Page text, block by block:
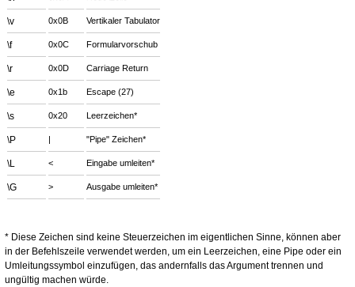
\v 0x0B Vertikaler Tabulator
\f 0x0C Formularvorschub
\r 0x0D Carriage Return
\e 0x1b Escape (27)
\s 0x20 Leerzeichen*
\P | "Pipe" Zeichen*
\L < Eingabe umleiten*
\G > Ausgabe umleiten*
* Diese Zeichen sind keine Steuerzeichen im eigentlichen Sinne, können aber
in der Befehlszeile verwendet werden, um ein Leerzeichen, eine Pipe oder ein
Umleitungssymbol einzufügen, das andernfalls das Argument trennen und
ungültig machen würde.